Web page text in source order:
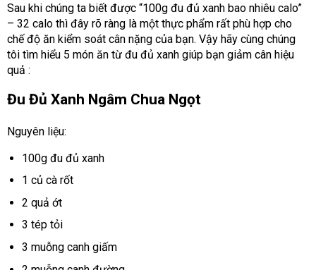
Sau khi chúng ta biết được “100g đu đủ xanh bao nhiêu calo”
– 32 calo thì đây rõ ràng là một thực phẩm rất phù hợp cho
chế độ ăn kiểm soát cân nặng của bạn. Vậy hãy cùng chúng
tôi tìm hiểu 5 món ăn từ đu đủ xanh giúp bạn giảm cân hiệu
quả :
Đu Đủ Xanh Ngâm Chua Ngọt
Nguyên liệu:
100g đu đủ xanh
1 củ cà rốt
2 quả ớt
3 tép tỏi
3 muỗng canh giấm